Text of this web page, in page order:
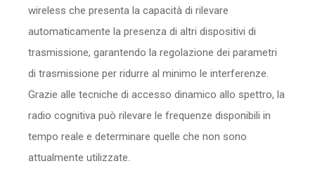
Servizi
wireless che presenta la capacità di rilevare
automaticamente la presenza di altri dispositivi di
trasmissione, garantendo la regolazione dei parametri
di trasmissione per ridurre al minimo le interferenze.
Grazie alle tecniche di accesso dinamico allo spettro, la
radio cognitiva può rilevare le frequenze disponibili in
tempo reale e determinare quelle che non sono
attualmente utilizzate.